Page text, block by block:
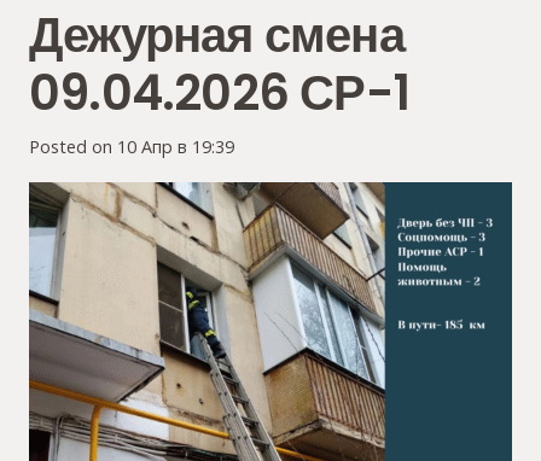
Дежурная смена
09.04.2026 СР-1
Posted on 10 Апр в 19:39